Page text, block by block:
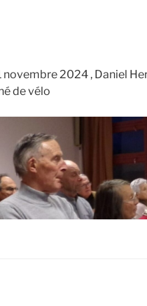
novembre 2024 , Daniel
de vélo